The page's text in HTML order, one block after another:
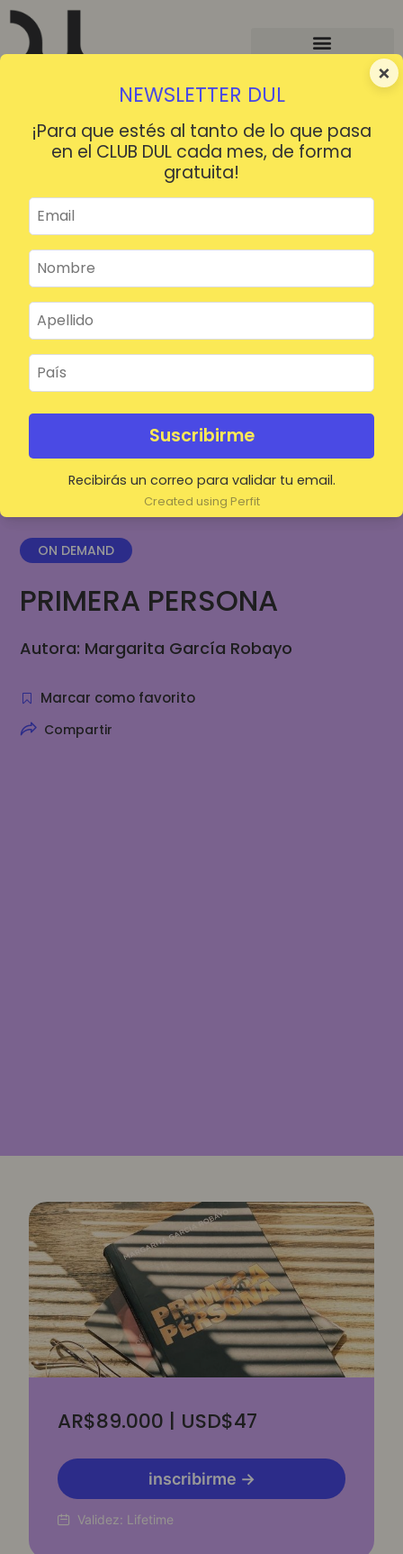
×
NEWSLETTER DUL
¡Para que estés al tanto de lo que pasa
en el CLUB DUL cada mes, de forma
gratuita!
Suscribirme
Recibirás un correo para validar tu email.
Created using Perfit
5.00(2 Ratings)
ON DEMAND
PRIMERA PERSONA
Autora: Margarita García Robayo
Marcar como favorito
Compartir
AR$89.000 | USD$47
inscribirme →
Validez: Lifetime